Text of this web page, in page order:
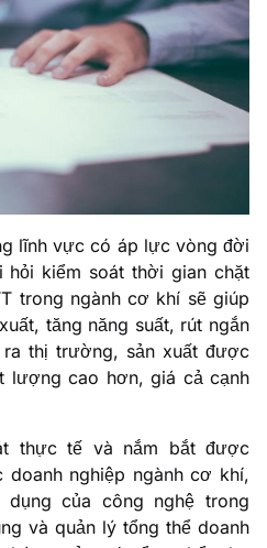
lĩnh vực có áp lực vòng đời
hỏi kiểm soát thời gian chặt
trong ngành cơ khí sẽ giúp
tăng năng suất, rút ngắn
thị trường, sản xuất được
lượng cao hơn, giá cả cạnh
thực tế và nắm bắt được
doanh nghiệp ngành cơ khí,
của công nghệ trong
và quản lý tổng thể doanh